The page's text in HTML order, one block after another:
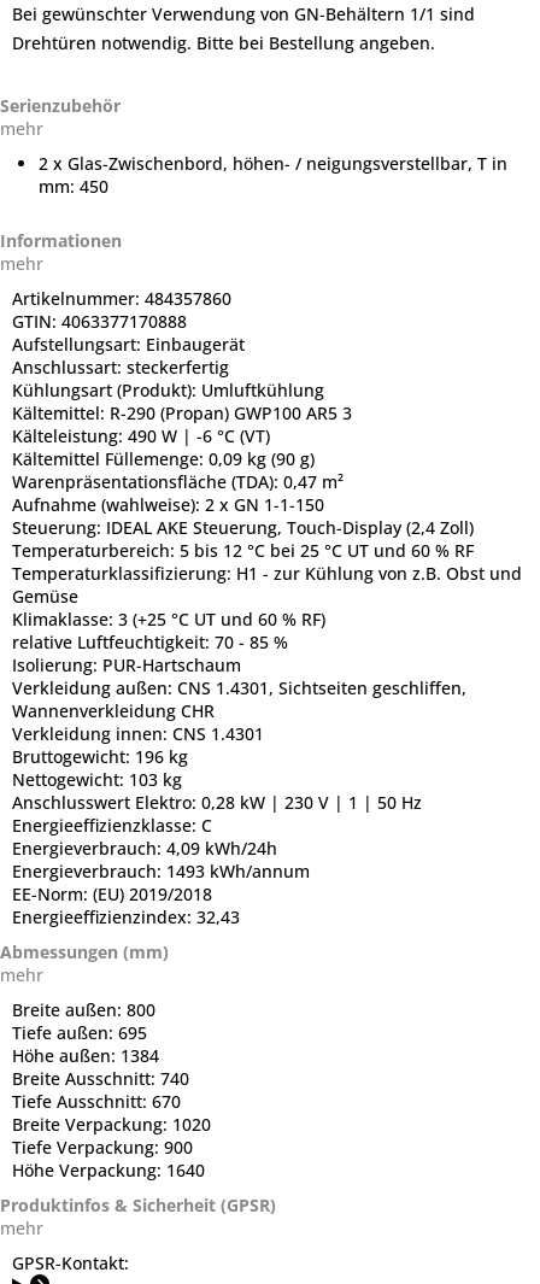
Bei gewünschter Verwendung von GN-Behältern 1/1 sind
Drehtüren notwendig. Bitte bei Bestellung angeben.
Serienzubehör
mehr
2 x Glas-Zwischenbord, höhen- / neigungsverstellbar, T in
mm: 450
Informationen
mehr
Artikelnummer: 484357860
GTIN: 4063377170888
Aufstellungsart: Einbaugerät
Anschlussart: steckerfertig
Kühlungsart (Produkt): Umluftkühlung
Kältemittel: R-290 (Propan) GWP100 AR5 3
Kälteleistung: 490 W | -6 °C (VT)
Kältemittel Füllemenge: 0,09 kg (90 g)
Warenpräsentationsfläche (TDA): 0,47 m²
Aufnahme (wahlweise): 2 x GN 1-1-150
Steuerung: IDEAL AKE Steuerung, Touch-Display (2,4 Zoll)
Temperaturbereich: 5 bis 12 °C bei 25 °C UT und 60 % RF
Temperaturklassifizierung: H1 - zur Kühlung von z.B. Obst und
Gemüse
Klimaklasse: 3 (+25 °C UT und 60 % RF)
relative Luftfeuchtigkeit: 70 - 85 %
Isolierung: PUR-Hartschaum
Verkleidung außen: CNS 1.4301, Sichtseiten geschliffen,
Wannenverkleidung CHR
Verkleidung innen: CNS 1.4301
Bruttogewicht: 196 kg
Nettogewicht: 103 kg
Anschlusswert Elektro: 0,28 kW | 230 V | 1 | 50 Hz
Energieeffizienzklasse: C
Energieverbrauch: 4,09 kWh/24h
Energieverbrauch: 1493 kWh/annum
EE-Norm: (EU) 2019/2018
Energieeffizienzindex: 32,43
Abmessungen (mm)
mehr
Breite außen: 800
Tiefe außen: 695
Höhe außen: 1384
Breite Ausschnitt: 740
Tiefe Ausschnitt: 670
Breite Verpackung: 1020
Tiefe Verpackung: 900
Höhe Verpackung: 1640
Produktinfos & Sicherheit (GPSR)
mehr
GPSR-Kontakt: